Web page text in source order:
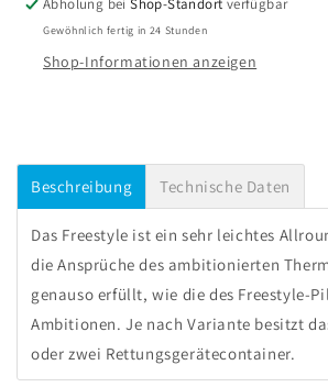
Abholung beiShop-Standort verfügbar
Gewöhnlich fertig in 24 Stunden
Shop-Informationen anzeigen
Beschreibung Technische Daten
Das Freestyle ist ein sehr leichtes
die Ansprüche des ambitionierten
genauso erfüllt, wie die des Freestyle-
Ambitionen. Je nach Variante besitzt
oder zwei Rettungsgerätecontainer.